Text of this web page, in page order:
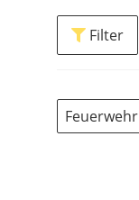
Filter
Feuerwehr